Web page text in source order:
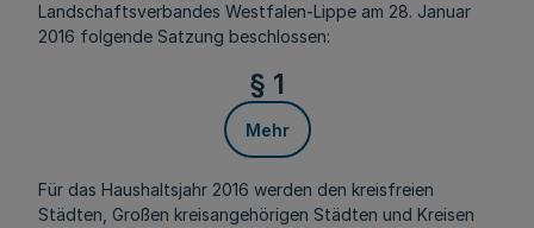
Landschaftsverbandes Westfalen-Lippe am 28. Januar
2016 folgende Satzung beschlossen:
§ 1
Mehr
Für das Haushaltsjahr 2016 werden den kreisfreien
Städten, Großen kreisangehörigen Städten und Kreisen